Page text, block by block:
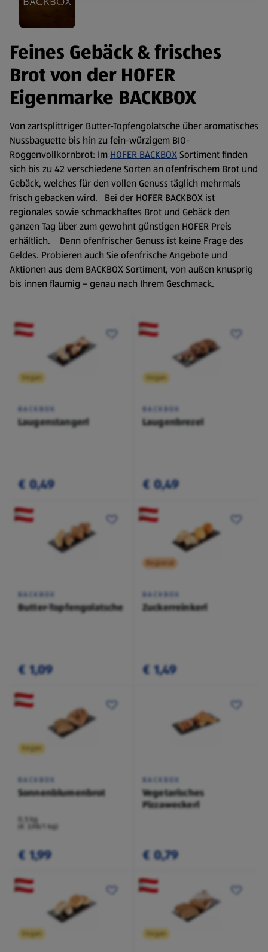
Feines Gebäck & frisches
Brot von der HOFER
Eigenmarke BACKBOX
Von zartsplittriger Butter-Topfengolatsche über aromatisches
Nussbaguette bis hin zu fein-würzigem BIO-
Roggenvollkornbrot: Im HOFER BACKBOXSortiment finden
sich bis zu 42 verschiedene Sorten an ofenfrischem Brot und
Gebäck, welches für den vollen Genuss täglich mehrmals
frisch gebacken wird. Bei der HOFER BACKBOX ist
regionales sowie schmackhaftes Brot und Gebäck den
ganzen Tag über zum gewohnt günstigen HOFER Preis
erhältlich. Denn ofenfrischer Genuss ist keine Frage des
Geldes. Probieren auch Sie ofenfrische Angebote und
Aktionen aus dem BACKBOX Sortiment, von außen knusprig
bis innen flaumig – genau nach Ihrem Geschmack.
Vegan
BACKBOX
Laugenstangerl
€ 0,49
Vegan
BACKBOX
Laugenbrezel
€ 0,49
BACKBOX
Butter-Topfengolatsche
€ 1,09
Regional
BACKBOX
Zuckerreinkerl
€ 1,49
Vegan
BACKBOX
Sonnenblumenbrot
0,5 kg
(€ 3,98/1 kg)
€ 1,99
BACKBOX
Vegetarisches
Pizzaweckerl
€ 0,79
Vegan Vegan